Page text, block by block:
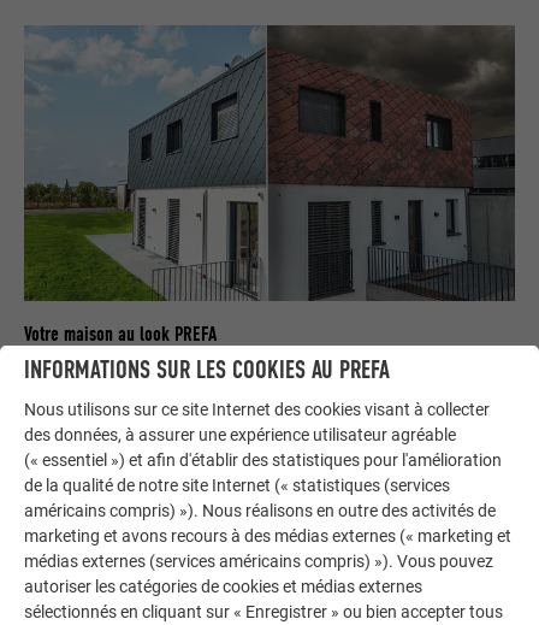
Votre maison au look PREFA
Nous vous présentons un montage photo de l’aspect
qu’aurait votre maison avec une toiture ou une façade
PREFA.
DEMANDER UN MONTAGE PHOTO MAINTENANT
INFORMATIONS SUR LES COOKIES AU PREFA
Nous utilisons sur ce site Internet des cookies visant à collecter
des données, à assurer une expérience utilisateur agréable
(« essentiel ») et afin d'établir des statistiques pour l'amélioration
de la qualité de notre site Internet (« statistiques (services
américains compris) »). Nous réalisons en outre des activités de
marketing et avons recours à des médias externes (« marketing et
médias externes (services américains compris) »). Vous pouvez
autoriser les catégories de cookies et médias externes
sélectionnés en cliquant sur « Enregistrer » ou bien accepter tous